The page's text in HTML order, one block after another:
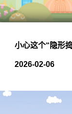
小心这个“隐形
2026-02-06